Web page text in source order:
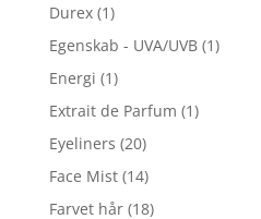
Durex (1)
Egenskab - UVA/UVB (1)
Energi (1)
Extrait de Parfum (1)
Eyeliners (20)
Face Mist (14)
Farvet hår (18)